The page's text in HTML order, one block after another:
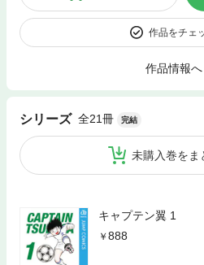
作品をチェ
作品情報へ
シリーズ 全21冊 完結
未購入巻をま
キャプテン翼 1
888